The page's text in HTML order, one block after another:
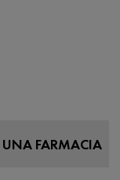
FARMACIA